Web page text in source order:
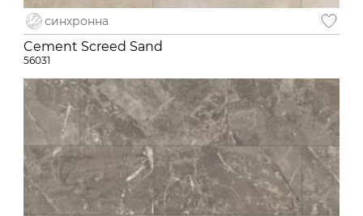
синхронна
Cement Screed Sand
56031